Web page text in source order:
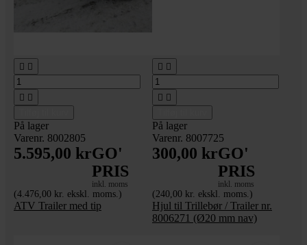
 
 
På lager
Varenr. 8002805
5.595,00 krGO'
PRIS
inkl. moms
(4.476,00 kr. ekskl. moms.)
ATV Trailer med tip
 
 
På lager
Varenr. 8007725
300,00 krGO'
PRIS
inkl. moms
(240,00 kr. ekskl. moms.)
Hjul til Trillebør / Trailer nr.
8006271 (Ø20 mm nav)